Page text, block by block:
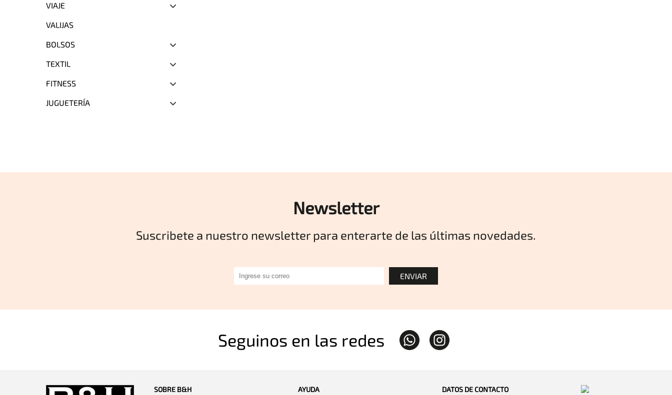
VIAJE
VALIJAS
BOLSOS
TEXTIL
FITNESS
JUGUETERÍA
Newsletter
Suscribete a nuestro newsletter para enterarte de las últimas novedades.
ENVIAR
Seguinos en las redes
SOBRE B&H AYUDA DATOS DE CONTACTO